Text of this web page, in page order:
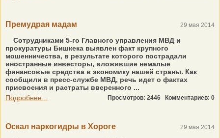
Премудрая мадам 29 мая 2014
Сотрудниками 5-го Главного управления МВД и
прокуратуры Бишкека выявлен факт крупного
мошенничества, в результате которого пострадали
иностранные инвесторы, вложившие немалые
финансовые средства в экономику нашей страны. Как
сообщили в пресс-службе МВД, речь идет о фактах
присвоения и растраты вверенного ...
Подробнее...
Просмотров: 2446 Комментариев: 0
Оскал наркогидры в Хороге 29 мая 2014